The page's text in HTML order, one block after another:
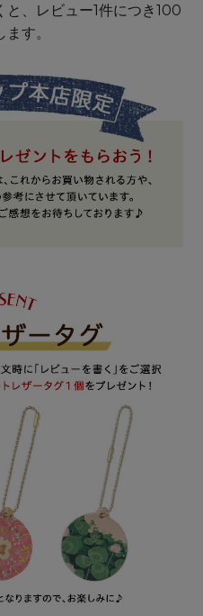
と、レビュー1件につき100
す。